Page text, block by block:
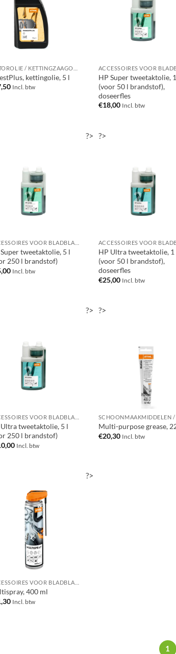
kettingolie, 5 l
Incl. btw
HP Super tweetaktolie,
(voor 50 l brandstof),
doseerfles
€18,00 Incl. btw
tweetaktolie, 5 l
250 l brandstof)
Incl. btw
?> ?>
HP Ultra tweetaktolie, 1
(voor 50 l brandstof),
doseerfles
€25,00 Incl. btw
tweetaktolie, 5 l
250 l brandstof)
Incl. btw
?> ?>
Multi-purpose grease,
€20,30 Incl. btw
400 ml
Incl. btw
?>
1